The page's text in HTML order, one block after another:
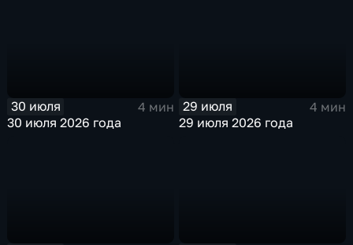
30 июля
4 мин
30 июля 2026 года
29 июля
4 мин
29 июля 2026 года